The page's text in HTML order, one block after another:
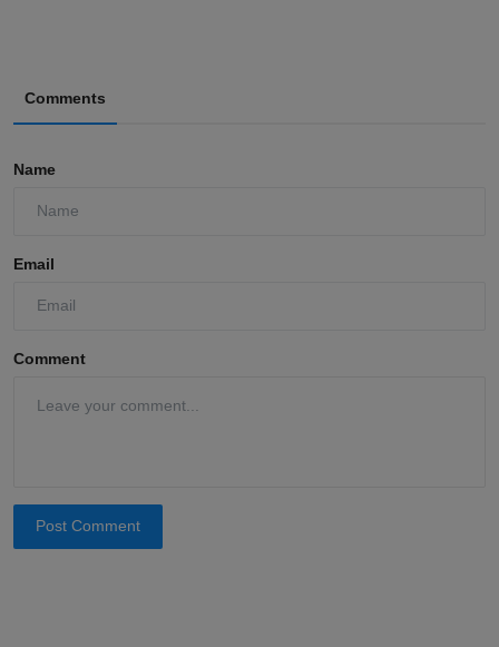
Comments
Name
Email
Comment
Post Comment